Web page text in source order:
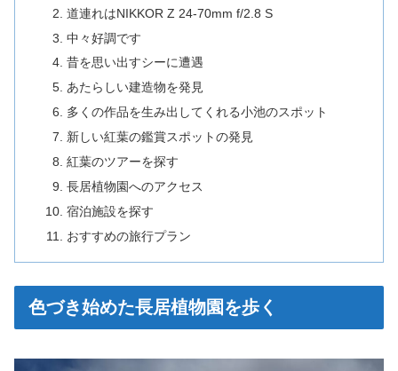
道連れはNIKKOR Z 24-70mm f/2.8 S
中々好調です
昔を思い出すシーに遭遇
あたらしい建造物を発見
多くの作品を生み出してくれる小池のスポット
新しい紅葉の鑑賞スポットの発見
紅葉のツアーを探す
長居植物園へのアクセス
宿泊施設を探す
おすすめの旅行プラン
色づき始めた長居植物園を歩く